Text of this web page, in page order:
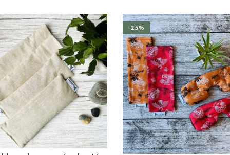
$47.00.
-25%